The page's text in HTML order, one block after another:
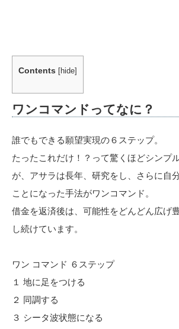
Contents [hide]
ワンコマンドってなに？
誰でもできる願望実現の６ステップ。
たったこれだけ！？って驚くほどシンプ
が、アサラは長年、研究をし、さらに自
ことになった手法がワンコマンド。
借金を返済後は、可能性をどんどん広げ
し続けています。
ワン コマンド ６ステップ
１ 地に足をつける
２ 同調する
３ シータ波状態になる